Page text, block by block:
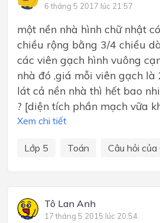
6 tháng 5 2017 lúc 21:57
một nền nhà hình chữ nhật
chiều rộng bằng 3/4 chiều
các viên gạch hình vuông
nhà đó ,giá mỗi viên gạch là
lát cả nền nhà thì hết bao
? [diện tích phần mạch vữa
Xem chi tiết
Lớp 5 Toán Câu hỏi của
Tô Lan Anh
17 tháng 5 2015 lúc 20:54